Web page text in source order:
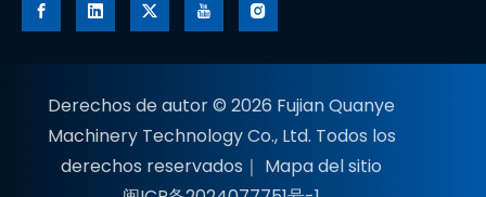
Derechos de autor © 2026 Fujian Quanye
Machinery Technology Co., Ltd. Todos los
derechos reservados｜ Mapa del sitio